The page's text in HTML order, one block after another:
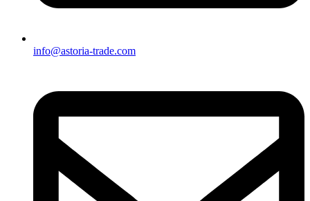
info@astoria-trade.com